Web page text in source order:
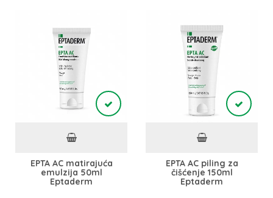
EPTA AC matirajuća
emulzija 50ml
Eptaderm
EPTA AC piling za
čišćenje 150ml
Eptaderm